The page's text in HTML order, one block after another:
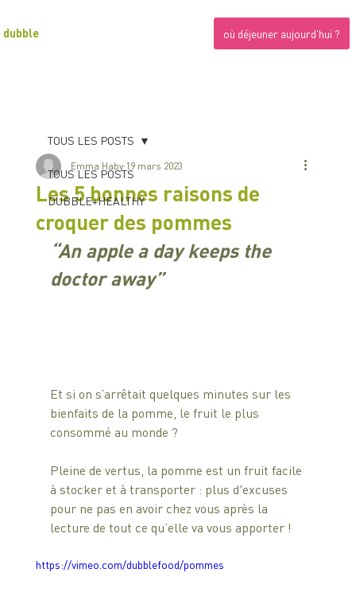
où déjeuner aujourd'hui ?
dubble
TOUS LES POSTS
DUBBLE+HEALTHY
TOUS LES POSTS
Les 5 bonnes raisons de
croquer des pommes
Emma Haby 19 mars 2023
“An apple a day keeps the
doctor away”
Et si on s’arrêtait quelques minutes sur les
bienfaits de la pomme, le fruit le plus
consommé au monde ?
Pleine de vertus, la pomme est un fruit facile
à stocker et à transporter : plus d'excuses
pour ne pas en avoir chez vous après la
lecture de tout ce qu’elle va vous apporter !
https://vimeo.com/dubblefood/pommes